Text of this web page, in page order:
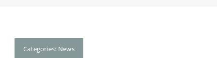
Categories: News